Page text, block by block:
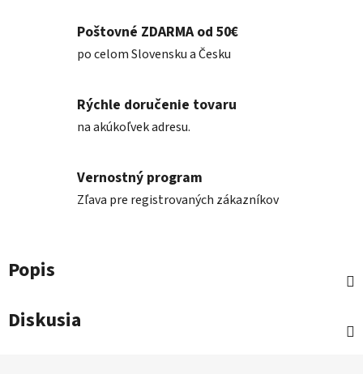
Poštovné ZDARMA od 50€
po celom Slovensku a Česku
Rýchle doručenie tovaru
na akúkoľvek adresu.
Vernostný program
Zľava pre registrovaných zákazníkov
Popis
Diskusia